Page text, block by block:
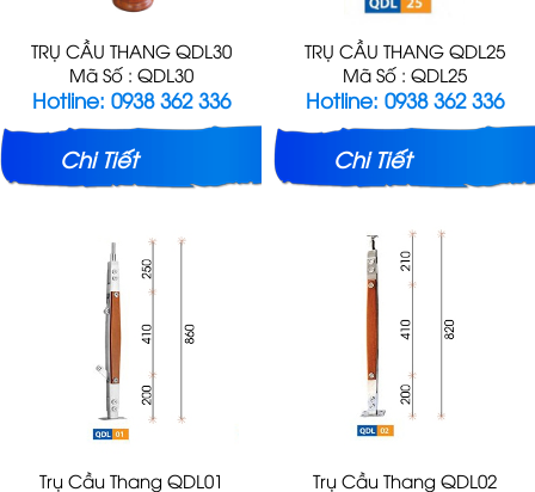
TRỤ CẦU THANG QDL30
Mã Số : QDL30
Hotline: 0938 362 336
Chi Tiết
TRỤ CẦU THANG QDL25
Mã Số : QDL25
Hotline: 0938 362 336
Chi Tiết
Trụ Cầu Thang QDL01
Trụ Cầu Thang QDL02